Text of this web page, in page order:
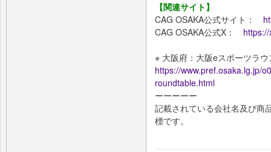
【関連サイト】
CAG OSAKA公式サイト：
CAG OSAKA公式X：
※ 大阪府：大阪eスポーツラ
https://www.pref.osaka.lg.jp/
roundtable.html
ーーーーー
記載されている会社名及び商
標です。